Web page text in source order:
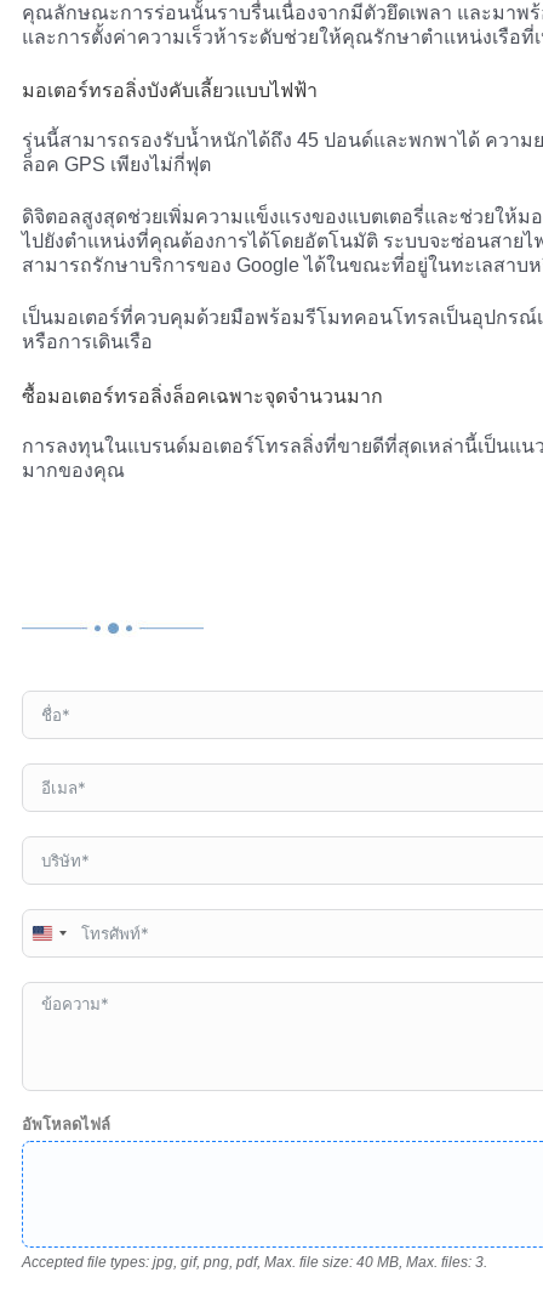
คุณลักษณะการร่อนนั้นราบรื่นเนื่องจากมีตัวยึดเพลา และมาพ
และการตั้งค่าความเร็วห้าระดับช่วยให้คุณรักษาตำแหน่งเรือ
มอเตอร์ทรอลิ่งบังคับเลี้ยวแบบไฟฟ้า
รุ่นนี้สามารถรองรับน้ำหนักได้ถึง 45 ปอนด์และพกพาได้ ความ
ล็อค GPS เพียงไม่กี่ฟุต
ดิจิตอลสูงสุดช่วยเพิ่มความแข็งแรงของแบตเตอรี่และช่วยให้
ไปยังตำแหน่งที่คุณต้องการได้โดยอัตโนมัติ ระบบจะซ่อนสาย
สามารถรักษาบริการของ Google ได้ในขณะที่อยู่ในทะเลสาบ
เป็นมอเตอร์ที่ควบคุมด้วยมือพร้อมรีโมทคอนโทรลเป็นอุปกรณ์
หรือการเดินเรือ
ซื้อมอเตอร์ทรอลิ่งล็อคเฉพาะจุดจำนวนมาก
การลงทุนในแบรนด์มอเตอร์โทรลลิ่งที่ขายดีที่สุดเหล่านี้เป็นแ
มากของคุณ
United
States
อัพโหลดไฟล์
Accepted file types: jpg, gif, png, pdf, Max. file size: 40 MB, Max. files: 3.